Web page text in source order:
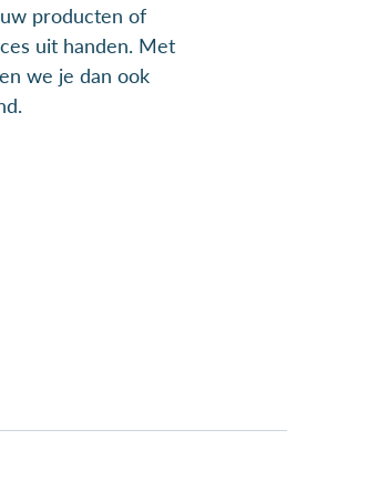
producten of
uit handen. Met
we je dan ook